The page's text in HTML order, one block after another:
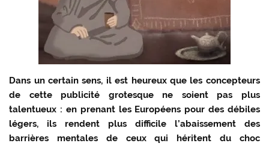
Dans un certain sens, il est heureux que les concepteurs
de cette publicité grotesque ne soient pas plus
talentueux : en prenant les Européens pour des débiles
légers, ils rendent plus difficile l’abaissement des
barrières mentales de ceux qui héritent du choc